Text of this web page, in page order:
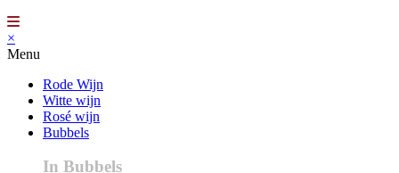
×
Menu
Rode Wijn
Witte wijn
Rosé wijn
Bubbels
In Bubbels